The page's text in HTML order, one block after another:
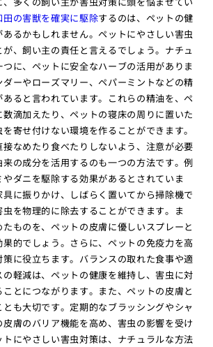
田の害獣を確実に駆除するのは、ペットの健
るかもしれません。ペットにやさしい害虫
、飼い主の責任と言えるでしょう。ナチュ
に、ペットに安全なハーブの活用がありま
ーやローズマリー、ペパーミントなどの精
ると言われています。これらの精油を、ペ
滴加えたり、ペットの寝床の周りに置いた
寄せ付けない環境を作ることができます。
なめたり食べたりしないよう、注意が必要
の成分を活用するのも一つの方法です。例
ダニを駆除する効果があるとされていま
に振りかけ、しばらく置いてから掃除機で
を物理的に除去することができます。ま
ものを、ペットの皮膚に優しいスプレーと
果的でしょう。さらに、ペットの免疫力を高
に役立ちます。バランスの取れた食事や適
軽減は、ペットの健康を維持し、害虫に対
とにつながります。また、ペットの皮膚と
も大切です。定期的なブラッシングやシャ
膚のバリア機能を高め、害虫の影響を受け
にやさしい害虫対策は、ナチュラルな方法